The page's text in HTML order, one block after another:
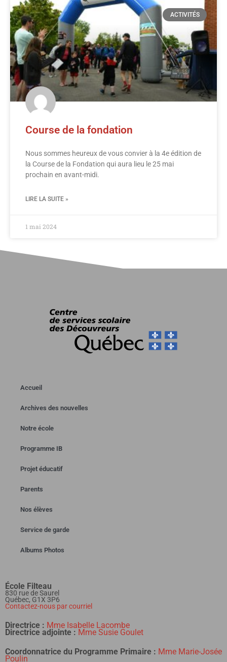
ACTIVITÉS
Course de la fondation
Nous sommes heureux de vous convier à la 4e édition de
la Course de la Fondation qui aura lieu le 25 mai
prochain en avant-midi.
LIRE LA SUITE »
1 mai 2024
Accueil
Archives des nouvelles
Notre école
Programme IB
Projet éducatif
Parents
Nos élèves
Service de garde
Albums Photos
École Filteau
830 rue de Saurel
Québec, G1X 3P6
Contactez-nous par courriel
Directrice : Mme Isabelle Lacombe
Directrice adjointe : Mme Susie Goulet
Coordonnatrice du Programme Primaire : Mme Marie-Josée
Poulin